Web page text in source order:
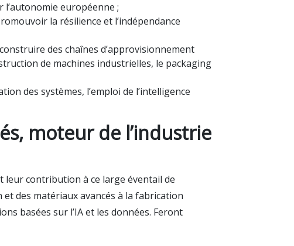
européenne ;
la résilience et l’indépendance
des chaînes d’approvisionnement
de machines industrielles, le packaging
des systèmes, l’emploi de l’intelligence
moteur de l’industrie
leur contribution à ce large éventail de
des matériaux avancés à la fabrication
basées sur l’IA et les données. Feront